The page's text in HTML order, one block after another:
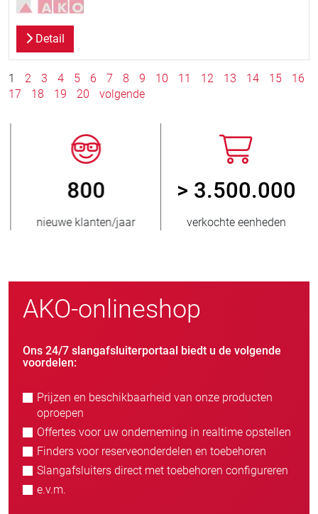
Detail
1 2 3 4 5 6 7 8 9 10 11 12 13 14 15
16
17
18 19 20 volgende
800
nieuwe klanten/jaar
> 3.500.000
verkochte eenheden
AKO-onlineshop
Ons 24/7 slangafsluiterportaal biedt u de volgende
voordelen:
Prijzen en beschikbaarheid van onze producten
oproepen
Offertes voor uw onderneming in realtime opstellen
Finders voor reserveonderdelen en toebehoren
Slangafsluiters direct met toebehoren configureren
e.v.m.